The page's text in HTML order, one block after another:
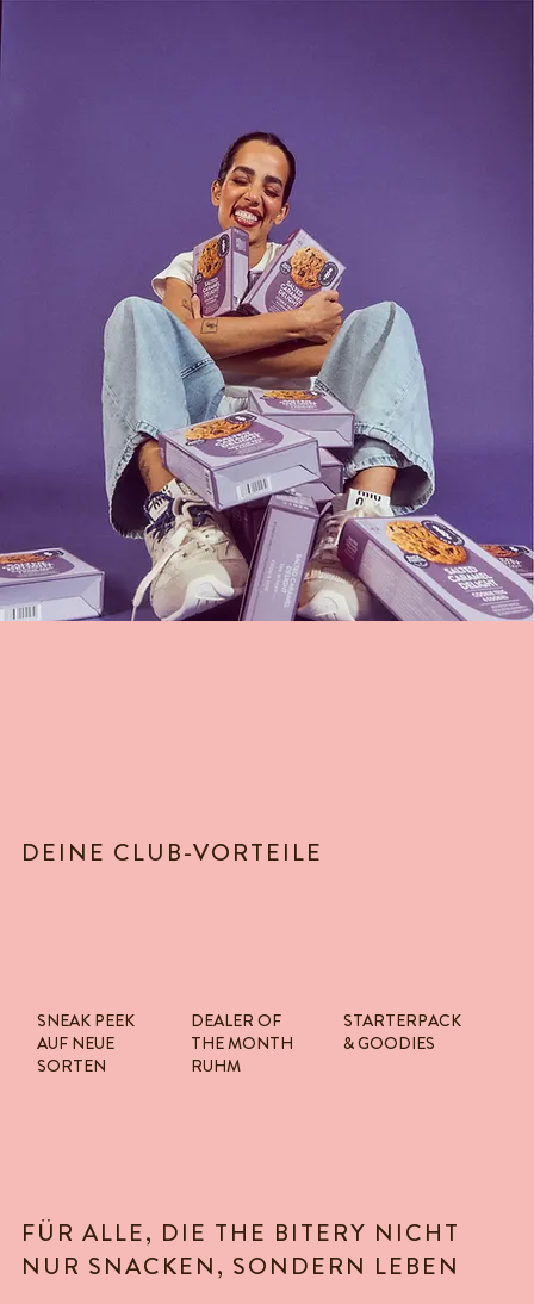
FÜR ALLE, DIE THE BITERY NICHT
NUR SNACKEN, SONDERN LEBEN
DEINE CLUB-VORTEILE
SNEAK PEEK
AUF NEUE
SORTEN
DEALER OF
THE MONTH
RUHM
STARTERPACK
& GOODIES